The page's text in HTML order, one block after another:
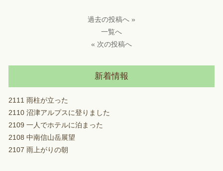
過去の投稿へ »
一覧へ
« 次の投稿へ
新着情報
2111 雨柱が立った
2110 沼津アルプスに登りました
2109 一人でホテルに泊まった
2108 中南信山岳展望
2107 雨上がりの朝